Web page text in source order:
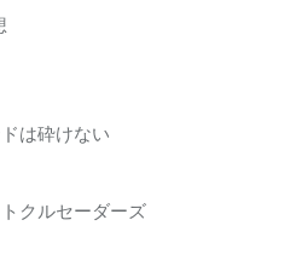
は砕けない
クルセーダーズ